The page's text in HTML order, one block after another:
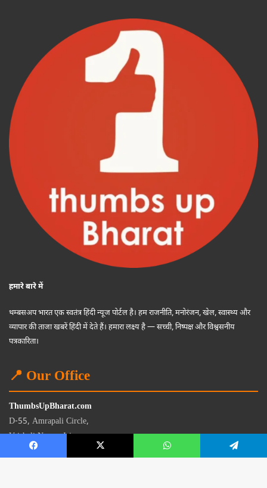
हमारे बारे में
थम्बसअप भारत एक स्वतंत्र हिंदी न्यूज पोर्टल है। हम राजनीति, मनोरंजन, खेल, स्वास्थ्य और
व्यापार की ताजा खबरें हिंदी में देते हैं। हमारा लक्ष्य है — सच्ची, निष्पक्ष और विश्वसनीय
पत्रकारिता।
📍 Our Office
ThumbsUpBharat.com
D-55, Amrapali Circle,
Vaishali Nagar, Jaipur
Rajasthan - 302021